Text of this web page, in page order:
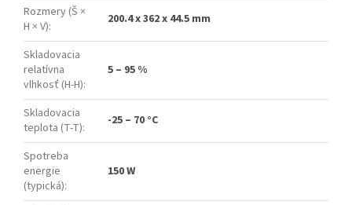
Rozmery (Š ×
H × V): 200.4 x 362 x 44.5 mm
Skladovacia
relatívna
vlhkosť (H-H):
5 – 95 %
Skladovacia
teplota (T-T): -25 – 70 °C
Spotreba
energie
(typická):
150 W